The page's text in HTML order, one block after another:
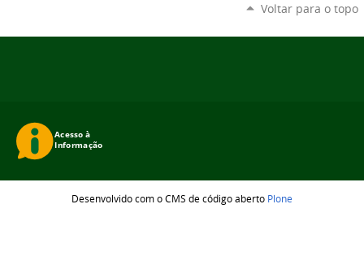
Voltar para o topo
Desenvolvido com o CMS de código aberto Plone